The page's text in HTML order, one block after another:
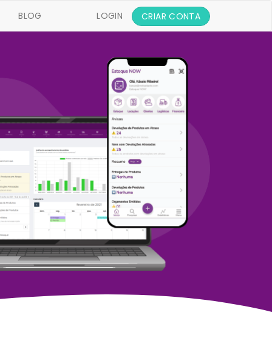
BLOG LOGIN (CURRENT)
CRIAR CONTA